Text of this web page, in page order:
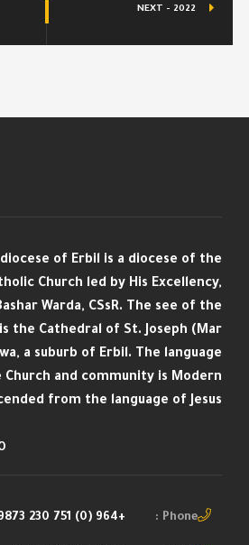
NEXT - 2022
of Erbil is a diocese of the
Church led by His Excellency,
Warda, CSsR. The see of the
the Cathedral of St. Joseph (Mar
a suburb of Erbil. The language
and community is Modern
from the language of Jesus.
Phone :
+964 (0) 751 230 9873